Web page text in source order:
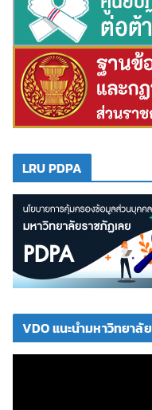
LRU PDPA
VDO แนะนำมหาวิทยาลัย